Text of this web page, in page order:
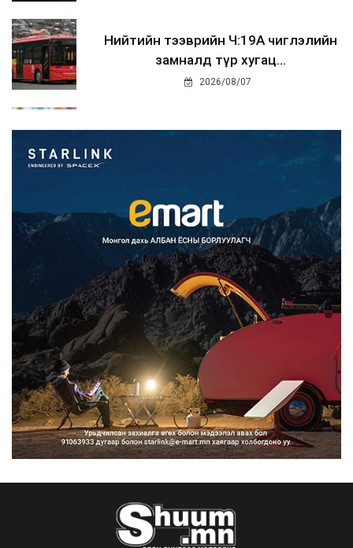
Нийтийн тээврийн Ч:19А чиглэлийн
замналд түр хугац...
2026/08/07
Автомашины улсын дугаар сондгой
2026/08/07
Улаанбаатарт өдөртөө 30 хэм дулаан
2026/08/07
Улсын чанартай хатуу хучилттай
авто замын талаас и...
2026/08/06
Засгийн газар энэ оныг дуустал
санхүүгийн хэмнэлти...
2026/08/06
Шатахууны импортын гаалийн албан
2026/08/06